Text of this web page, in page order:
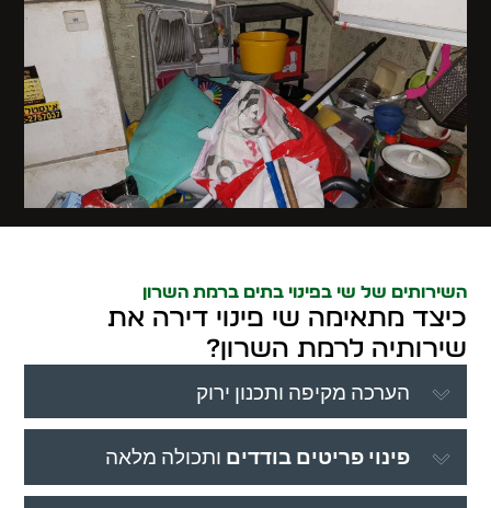
השירותים של שי בפינוי בתים ברמת השרון
כיצד מתאימה שי פינוי דירה את
שירותיה לרמת השרון?
הערכה מקיפה ותכנון ירוק
פינוי פריטים בודדים ותכולה מלאה